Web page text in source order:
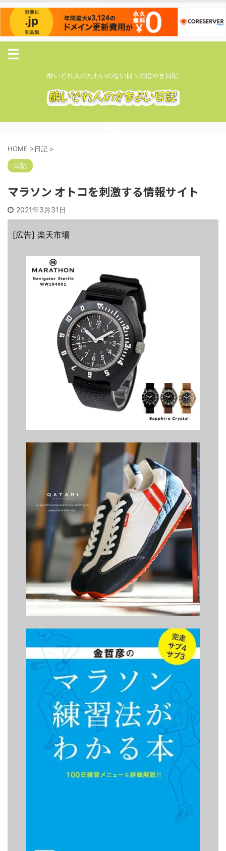
酔いどれ人のたわいのない日々のぼやき日記
HOME >日記 >
日記
マラソン オトコを刺激する情報サイト
2021年3月31日
[広告] 楽天市場